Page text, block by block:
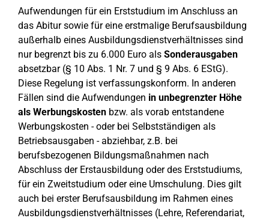
Aufwendungen für ein Erststudium im Anschluss an
das Abitur sowie für eine erstmalige Berufsausbildung
außerhalb eines Ausbildungsdienstverhältnisses sind
nur begrenzt bis zu 6.000 Euro als Sonderausgaben
absetzbar (§ 10 Abs. 1 Nr. 7 und § 9 Abs. 6 EStG).
Diese Regelung ist verfassungskonform. In anderen
Fällen sind die Aufwendungen in unbegrenzter Höhe
als Werbungskosten bzw. als vorab entstandene
Werbungskosten - oder bei Selbstständigen als
Betriebsausgaben - abziehbar, z.B. bei
berufsbezogenen Bildungsmaßnahmen nach
Abschluss der Erstausbildung oder des Erststudiums,
für ein Zweitstudium oder eine Umschulung. Dies gilt
auch bei erster Berufsausbildung im Rahmen eines
Ausbildungsdienstverhältnisses (Lehre, Referendariat,